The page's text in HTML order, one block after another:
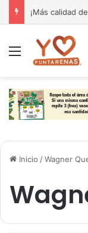
Menú
Inicio /Wagner